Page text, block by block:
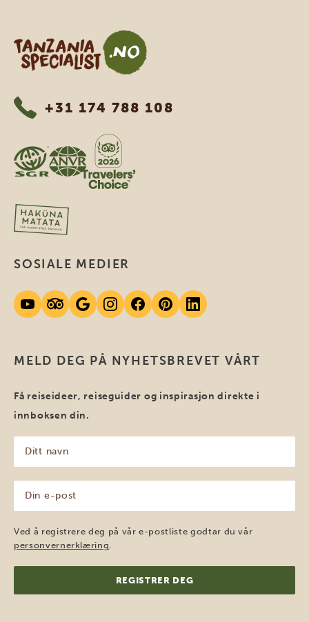
Tanzania Specialist
+31 174 788 108
MELD DEG PÅ NYHETSBREVET VÅRT
Få reiseideer, reiseguider og inspirasjon direkte i
innboksen din.
navn
(Påkrevd)
post
(Påkrevd)
Ved å registrere deg på vår e-postliste godtar du vår
personvernerklæring
SOSIALE MEDIER